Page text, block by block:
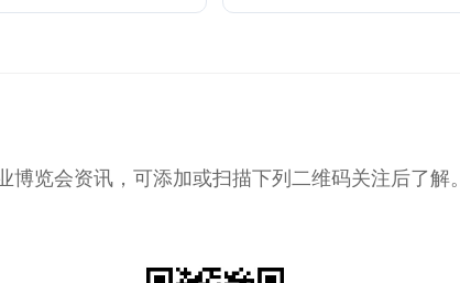
览会资讯，可添加或扫描下列二维码关注后了解。